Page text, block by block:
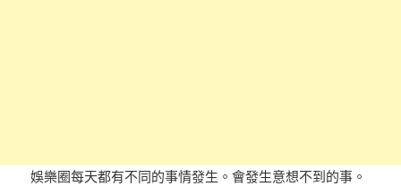
娛樂圈每天都有不同的事情發生。會發生意想不到的事。